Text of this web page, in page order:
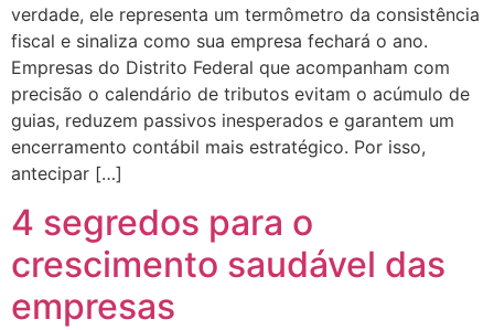
verdade, ele representa um termômetro da consistência
fiscal e sinaliza como sua empresa fechará o ano.
Empresas do Distrito Federal que acompanham com
precisão o calendário de tributos evitam o acúmulo de
guias, reduzem passivos inesperados e garantem um
encerramento contábil mais estratégico. Por isso,
antecipar […]
4 segredos para o
crescimento saudável das
empresas